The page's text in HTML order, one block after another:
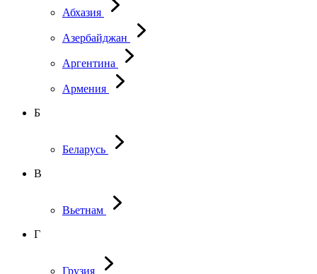
Абхазия
Азербайджан
Аргентина
Армения
Б
Беларусь
В
Вьетнам
Г
Грузия